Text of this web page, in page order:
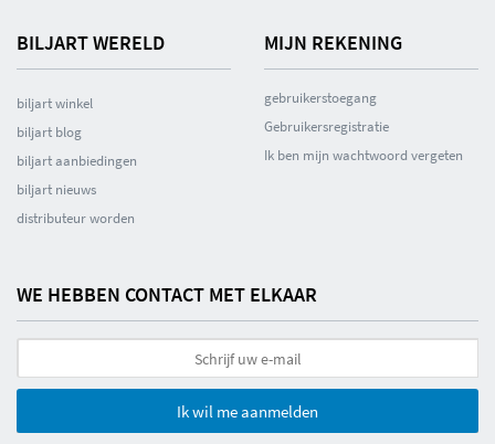
BILJART WERELD
biljart winkel
biljart blog
biljart aanbiedingen
biljart nieuws
distributeur worden
MIJN REKENING
gebruikerstoegang
Gebruikersregistratie
Ik ben mijn wachtwoord vergeten
WE HEBBEN CONTACT MET ELKAAR
Ik wil me aanmelden